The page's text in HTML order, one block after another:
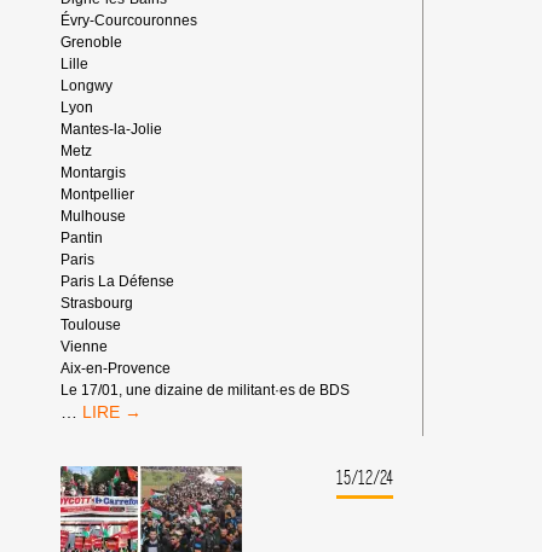
Évry-Courcouronnes
Grenoble
Lille
Longwy
Lyon
Mantes-la-Jolie
Metz
Montargis
Montpellier
Mulhouse
Pantin
Paris
Paris La Défense
Strasbourg
Toulouse
Vienne
Aix-en-Provence
Le 17/01, une dizaine de militant·es de BDS
[EN
ACTIONS
BANQUE
COMPLICE
EN
15/12/24